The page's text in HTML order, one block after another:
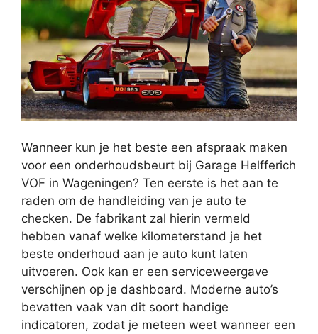
Wanneer kun je het beste een afspraak maken
voor een onderhoudsbeurt bij Garage Helfferich
VOF in Wageningen? Ten eerste is het aan te
raden om de handleiding van je auto te
checken. De fabrikant zal hierin vermeld
hebben vanaf welke kilometerstand je het
beste onderhoud aan je auto kunt laten
uitvoeren. Ook kan er een serviceweergave
verschijnen op je dashboard. Moderne auto’s
bevatten vaak van dit soort handige
indicatoren, zodat je meteen weet wanneer een